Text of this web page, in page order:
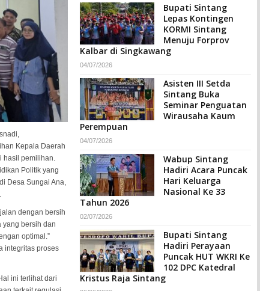
Kepala Daerah
pemilihan.
Politik yang
Desa Sungai Ana,
dengan bersih
yang bersih dan
optimal.”
integritas proses
ini terlihat dari
Bupati Sintang
Lepas Kontingen
KORMI Sintang
Menuju Forprov
Kalbar di Singkawang
04/07/2026
Asisten III Setda
Sintang Buka
Seminar Penguatan
Wirausaha Kaum
Perempuan
04/07/2026
Wabup Sintang
Hadiri Acara Puncak
Hari Keluarga
Nasional Ke 33
Tahun 2026
02/07/2026
Bupati Sintang
Hadiri Perayaan
Puncak HUT WKRI Ke
102 DPC Katedral
Kristus Raja Sintang